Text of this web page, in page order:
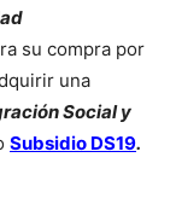
su compra por
una
Social y
Subsidio DS19.